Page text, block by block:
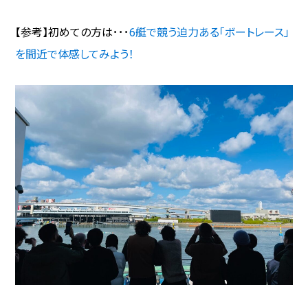
【参考】初めての方は･･･6艇で競う迫力ある「ボートレース」
を間近で体感してみよう！